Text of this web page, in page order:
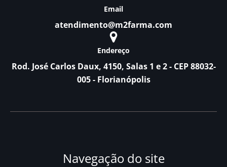
Email
atendimento@m2farma.com
Endereço
Rod. José Carlos Daux, 4150, Salas 1 e 2 - CEP 88032-
005 - Florianópolis
Navegação do site